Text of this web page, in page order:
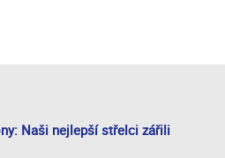
Naši nejlepší střelci zářili